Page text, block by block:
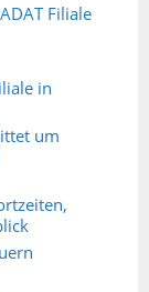
Filiale
in
um